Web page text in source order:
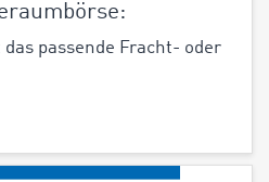
das passende Fracht- oder